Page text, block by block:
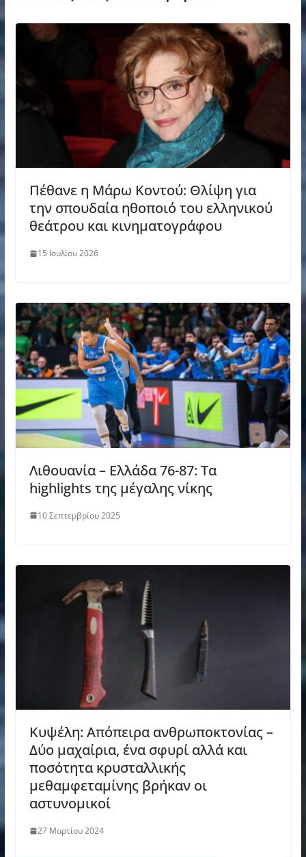
Πέθανε η Μάρω Κοντού: Θλίψη για
την σπουδαία ηθοποιό του ελληνικού
θεάτρου και κινηματογράφου
15 Ιουλίου 2026
Λιθουανία – Ελλάδα 76-87: Τα
highlights της μέγαλης νίκης
10 Σεπτεμβρίου 2025
Κυψέλη: Απόπειρα ανθρωποκτονίας –
Δύο μαχαίρια, ένα σφυρί αλλά και
ποσότητα κρυσταλλικής
μεθαμφεταμίνης βρήκαν οι
αστυνομικοί
27 Μαρτίου 2024